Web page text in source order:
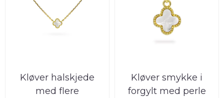
Kløver halskjede
med flere
Kløver smykke i
forgylt med perle